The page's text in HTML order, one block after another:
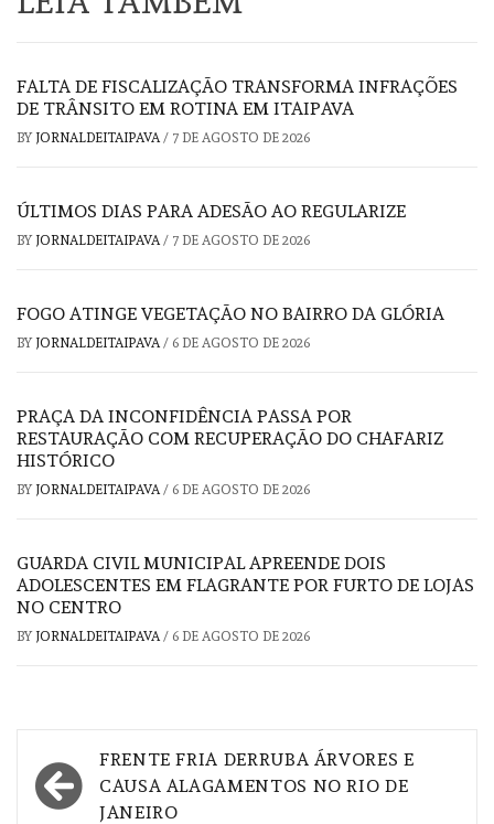
FALTA DE FISCALIZAÇÃO TRANSFORMA INFRAÇÕES
DE TRÂNSITO EM ROTINA EM ITAIPAVA
BY JORNALDEITAIPAVA / 7 DE AGOSTO DE 2026
ÚLTIMOS DIAS PARA ADESÃO AO REGULARIZE
BY JORNALDEITAIPAVA / 7 DE AGOSTO DE 2026
FOGO ATINGE VEGETAÇÃO NO BAIRRO DA GLÓRIA
BY JORNALDEITAIPAVA / 6 DE AGOSTO DE 2026
PRAÇA DA INCONFIDÊNCIA PASSA POR
RESTAURAÇÃO COM RECUPERAÇÃO DO CHAFARIZ
HISTÓRICO
BY JORNALDEITAIPAVA / 6 DE AGOSTO DE 2026
GUARDA CIVIL MUNICIPAL APREENDE DOIS
ADOLESCENTES EM FLAGRANTE POR FURTO DE LOJAS
NO CENTRO
BY JORNALDEITAIPAVA / 6 DE AGOSTO DE 2026
Navegação
de
FRENTE FRIA DERRUBA ÁRVORES E
CAUSA ALAGAMENTOS NO RIO DE
JANEIRO